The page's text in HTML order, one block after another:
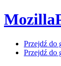
Przejdź do
Przejdź do